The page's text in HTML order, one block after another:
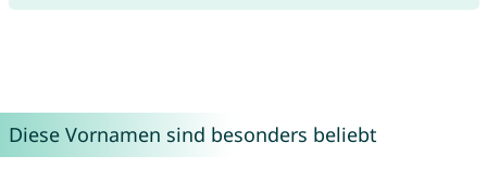
Diese Vornamen sind besonders beliebt